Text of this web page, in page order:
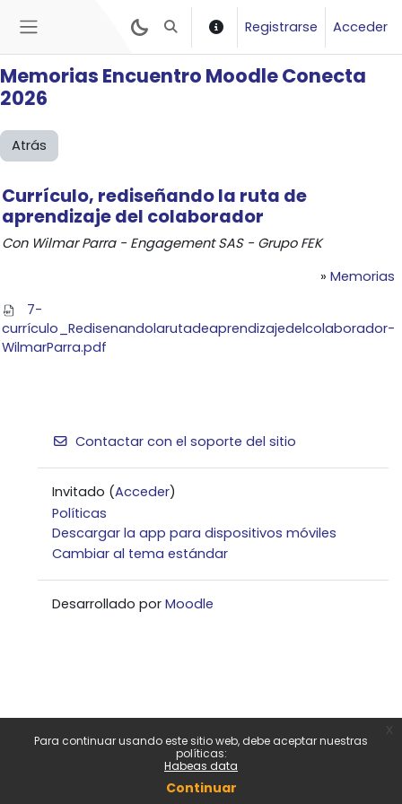
Para continuar usando este sitio web, debe aceptar nuestras
políticas:
Habeas data
Continuar
Selector de búsqueda de entrada
Registrarse Acceder
Memorias Encuentro MoodleConecta
2026
Atrás
Currículo, rediseñando la ruta de
aprendizaje del colaborador
Con Wilmar Parra - Engagement SAS - Grupo FEK
» Memorias
7-
currículo_Redisenandolarutadeaprendizajedelcolaborador-
WilmarParra.pdf
Contactar con el soporte del sitio
Invitado (Acceder)
Políticas
Descargar la app para dispositivos móviles
Cambiar al tema estándar
Desarrollado por Moodle